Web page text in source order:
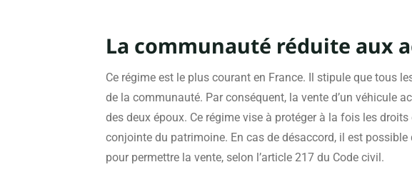
La communauté réduite aux
Ce régime est le plus courant en France. Il stipule que tous
de la communauté. Par conséquent, la vente d’un véhicule
des deux époux. Ce régime vise à protéger à la fois les
conjointe du patrimoine. En cas de désaccord, il est possible
pour permettre la vente, selon l’article 217 du Code civil.